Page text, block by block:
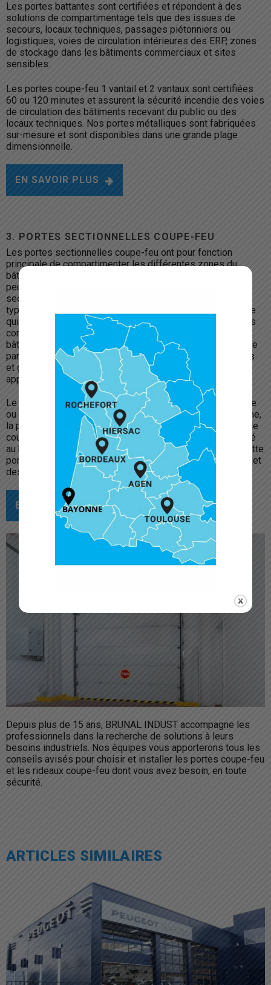
Les portes battantes sont certifiées et répondent à des
solutions de compartimentage tels que des issues de
secours, locaux techniques, passages piétonniers ou
logistiques, voies de circulation intérieures des ERP, zones
de stockage dans les bâtiments commerciaux et sites
sensibles.
Les portes coupe-feu 1 vantail et 2 vantaux sont certifiées
60 ou 120 minutes et assurent la sécurité incendie des voies
de circulation des bâtiments recevant du public ou des
locaux techniques. Nos portes métalliques sont fabriquées
sur-mesure et sont disponibles dans une grande plage
dimensionnelle.
EN SAVOIR PLUS
3. PORTES SECTIONNELLES COUPE-FEU
Les portes sectionnelles coupe-feu ont pour fonction
principale de compartimenter les différentes zones du
bâtiment en cas d’incendie. Grâce à leur conception, elles
peuvent rester ouvertes ou fonctionner comme une porte
sectionnelle normale. De plus, elles permettent différents
types de levée pour s’adapter aux espaces disponibles, ce
qui les rendent idéales pour des applications très diverses
comme monte-charges, parking, courroies transporteuses,
bâtiments logistiques, etc. Toute la structure est recouverte
par des matériaux qui évitent la sortie de flammes, fumées
et gaz et tout à la fois servent comme joints de scellage
apportant une étanchéité maximale.
Le boîtier de contrôle doit être connecté à l’alarme incendie
ou au détecteur de fumée. Lorsqu’il reçoit un signal d’alarme,
la porte descend par le mouvement du moteur ou, en cas de
coupure de tension, descend grâce à un système incorporé
au boîtier de contrôle. Grâce au système de sécurité de cette
porte sectionnelle, la sécurité de passage des personnes et
des véhicules est assurée.
EN SAVOIR PLUS
Depuis plus de 15 ans, BRUNAL INDUST accompagne les
professionnels dans la recherche de solutions à leurs
besoins industriels. Nos équipes vous apporterons tous les
conseils avisés pour choisir et installer les portes coupe-feu
et les rideaux coupe-feu dont vous avez besoin, en toute
sécurité.
ARTICLES SIMILAIRES